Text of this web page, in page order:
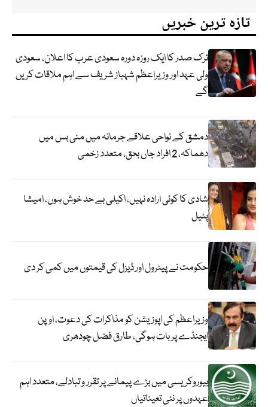
تازہ ترین خبریں
ترک صدر کا ایک روزہ دورہ سعودی عرب کا اعلان، سعودی
ولی عہد اور وزیراعظم شہباز شریف سے اہم ملاقات کریں
گے
دمشق کے نواحی علاقے جرمانہ میں منی بس میں
دھماکہ، 2 افراد جاں بحق، متعدد زخمی
شادی کا کوئی ارادہ نہیں، اکیلی بے حد خوش ہوں، امیشا
پٹیل
حکومت نے پیٹرول اور ڈیزل کی قیمتوں میں کمی کر دی
وزیراعظم کی اپوزیشن کو مذاکرات کی دعوت، اوپن
ایجنڈے پر بات ہوگی، طارق فضل چودھری
بیوروکریسی میں بڑے پیمانے پر تقرر و تبادلے، متعدد اہم
عہدوں پر نئی تعیناتیاں